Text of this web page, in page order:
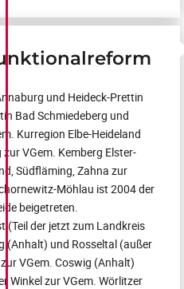
und Heideck-Prettin
Bad Schmiedeberg und
Kurregion Elbe-Heideland
VGem. Kemberg Elster-
Südfläming, Zahna zur
Möhlau ist 2004 der
beigetreten.
(Teil der jetzt zum Landkreis
(Anhalt) und Rosseltal (außer
VGem. Coswig (Anhalt)
Winkel zur VGem. Wörlitzer